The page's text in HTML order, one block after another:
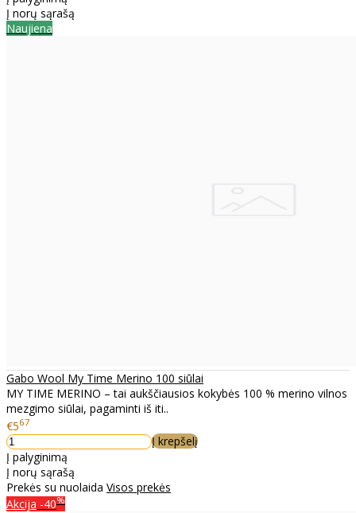
Į norų sąrašą
Naujiena
Gabo Wool My Time Merino 100 siūlai
MY TIME MERINO – tai aukščiausios kokybės 100 % merino vilnos
mezgimo siūlai, pagaminti iš iti..
€567
Į krepšelį
Į palyginimą
Į norų sąrašą
Prekės su nuolaida Visos prekės
Akcija -40%